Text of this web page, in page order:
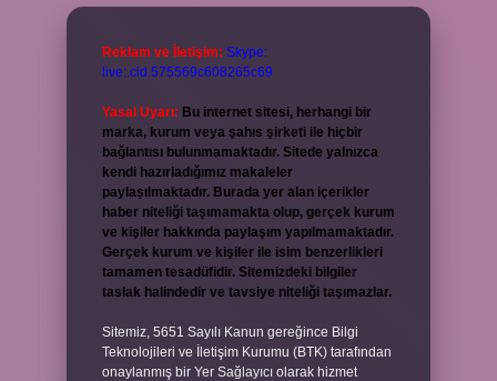
Reklam ve İletişim: Skype:
live:.cid.575569c608265c69
Yasal Uyarı: Bu internet sitesi, herhangi bir
marka, kurum veya şahıs şirketi ile hiçbir
bağlantısı bulunmamaktadır. Sitede yalnızca
kendi hazırladığımız makaleler
paylaşılmaktadır. Burada yer alan içerikler
haber niteliği taşımamakta olup, gerçek kurum
ve kişiler hakkında paylaşım yapılmamaktadır.
Gerçek kurum ve kişiler ile isim benzerlikleri
tamamen tesadüfidir. Sitemizdeki bilgiler
taslak halindedir ve tavsiye niteliği taşımazlar.
Sitemiz, 5651 Sayılı Kanun gereğince Bilgi
Teknolojileri ve İletişim Kurumu (BTK) tarafından
onaylanmış bir Yer Sağlayıcı olarak hizmet